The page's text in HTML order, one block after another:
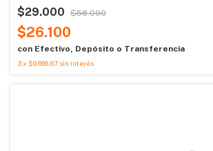
$29.000 $58.000
$26.100
con Efectivo, Depósito o Transferencia
3x $9.666,67 sin interés